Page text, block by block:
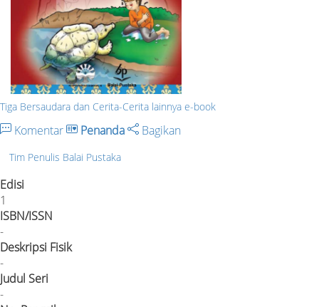
Tiga Bersaudara dan Cerita-Cerita lainnya e-book
Komentar Penanda Bagikan
Tim Penulis Balai Pustaka
Edisi
1
ISBN/ISSN
-
Deskripsi Fisik
-
Judul Seri
-